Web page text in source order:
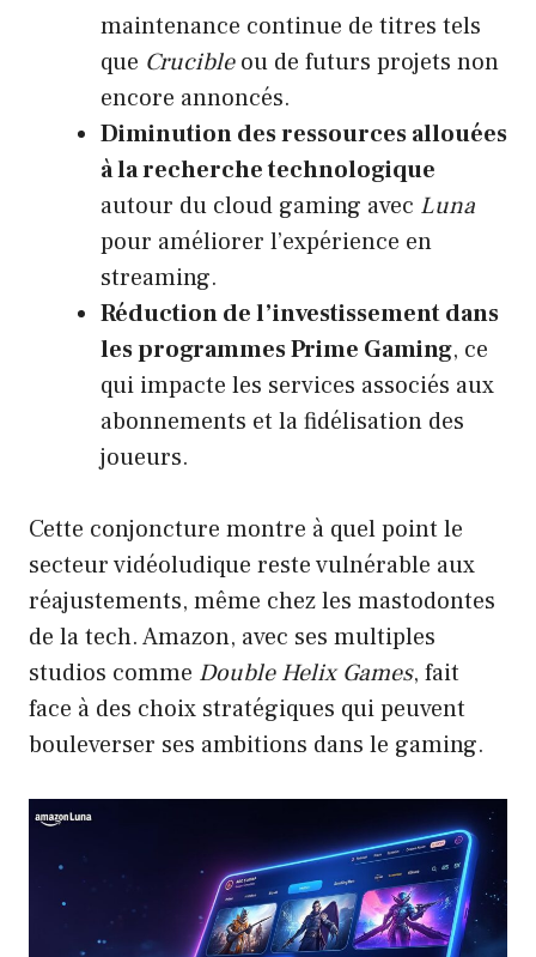
maintenance continue de titres tels
que Crucibleou de futurs projets non
encore annoncés.
Diminution des ressources allouées
à la recherche technologique
autour du cloud gaming avec Luna
pour améliorer l’expérience en
streaming.
Réduction de l’investissement dans
les programmes Prime Gaming, ce
qui impacte les services associés aux
abonnements et la fidélisation des
joueurs.
Cette conjoncture montre à quel point le
secteur vidéoludique reste vulnérable aux
réajustements, même chez les mastodontes
de la tech. Amazon, avec ses multiples
studios comme Double Helix Games, fait
face à des choix stratégiques qui peuvent
bouleverser ses ambitions dans le gaming.